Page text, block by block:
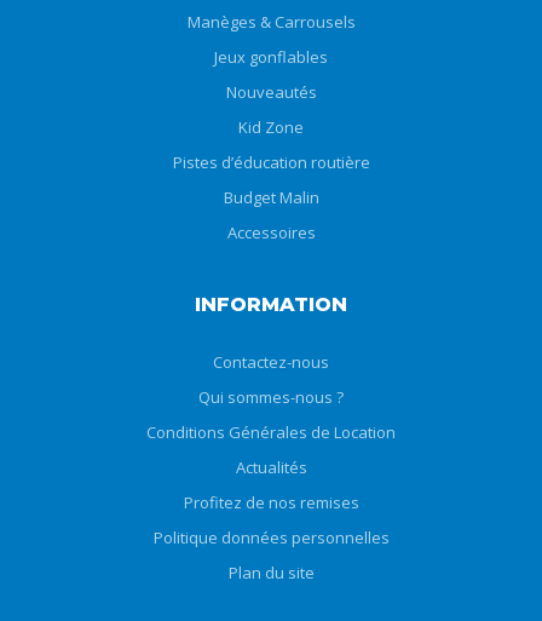
Manèges & Carrousels
Jeux gonflables
Nouveautés
Kid Zone
Pistes d’éducation routière
Budget Malin
Accessoires
INFORMATION
Contactez-nous
Qui sommes-nous ?
Conditions Générales de Location
Actualités
Profitez de nos remises
Politique données personnelles
Plan du site